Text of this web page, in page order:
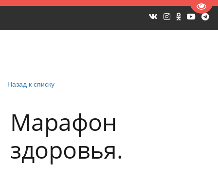
Назад к списку
Марафон
здоровья.